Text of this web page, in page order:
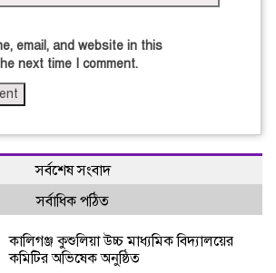
email, and website in this
next time I comment.
সর্বশেষ সংবাদ
সর্বাধিক পঠিত
কালিগঞ্জ কুশুলিয়া উচ্চ মাধ্যমিক বিদ্যালয়ের
কমিটির অভিষেক অনুষ্ঠিত